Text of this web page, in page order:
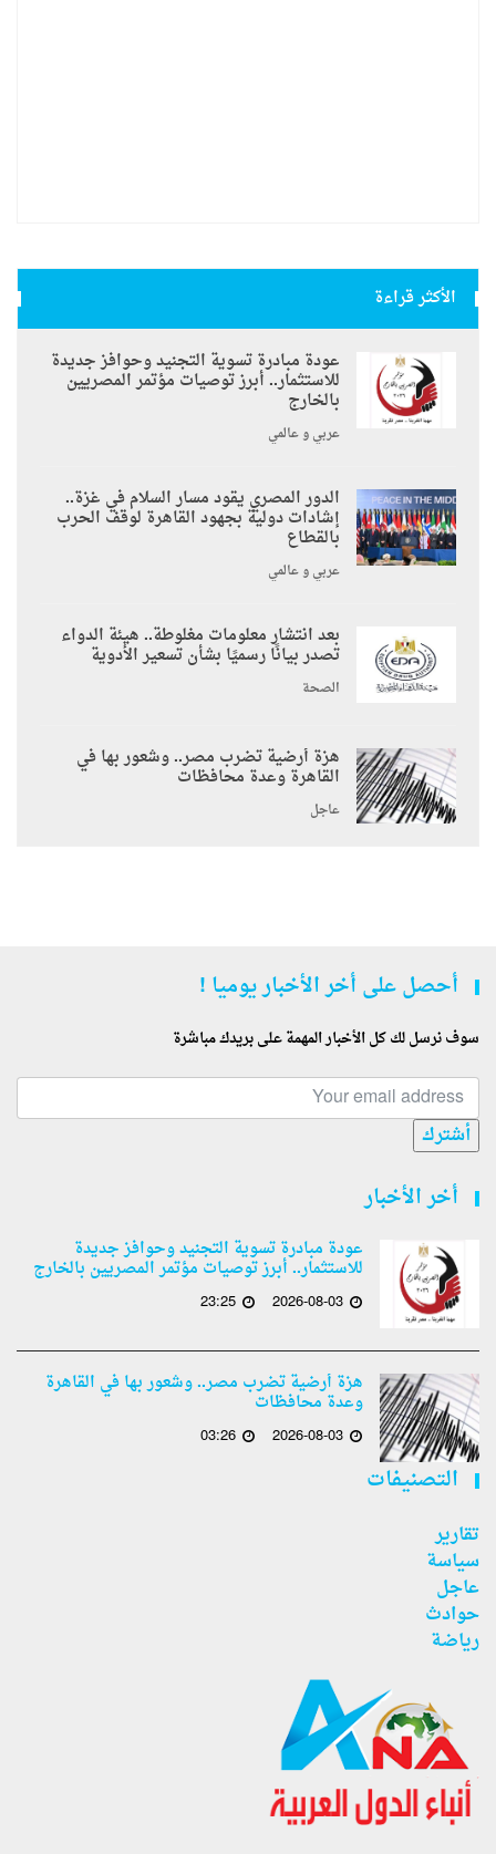
الأكثر قراءة
عودة مبادرة تسوية التجنيد وحوافز جديدة
للاستثمار.. أبرز توصيات مؤتمر المصريين
بالخارج
عربي و عالمي
الدور المصري يقود مسار السلام في غزة..
إشادات دولية بجهود القاهرة لوقف الحرب
بالقطاع
عربي و عالمي
بعد انتشار معلومات مغلوطة.. هيئة الدواء
تصدر بيانًا رسميًا بشأن تسعير الأدوية
الصحة
هزة أرضية تضرب مصر.. وشعور بها في
القاهرة وعدة محافظات
عاجل
أحصل على أخر الأخبار يوميا !
سوف نرسل لك كل الأخبار المهمة على بريدك مباشرة
أشترك
أخر الأخبار
عودة مبادرة تسوية التجنيد وحوافز جديدة
للاستثمار.. أبرز توصيات مؤتمر المصريين بالخارج
2026-08-03
23:25
هزة أرضية تضرب مصر.. وشعور بها في القاهرة
وعدة محافظات
2026-08-03
03:26
التصنيفات
تقارير
سياسة
عاجل
حوادث
رياضة